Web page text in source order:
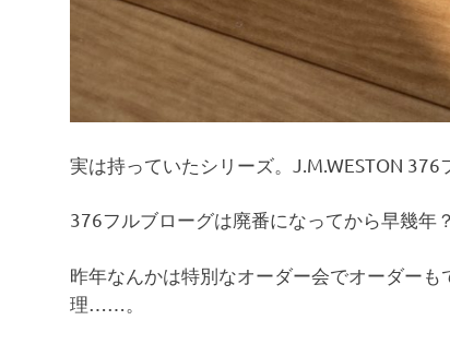
実は持っていたシリーズ。J.M.WESTON 376
376フルブローグは廃番になってから早幾年？
昨年なんかは特別なオーダー会でオーダーも
理……。